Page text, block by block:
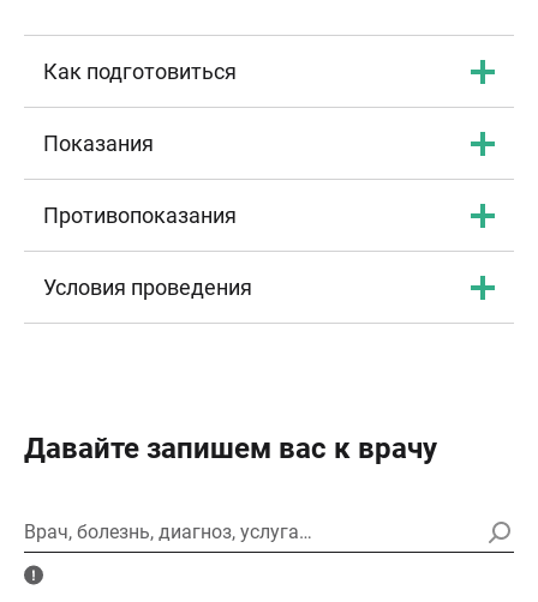
Как подготовиться
Показания
Противопоказания
Условия проведения
Давайте запишем вас к врачу
Врач, болезнь, диагноз, услуга…